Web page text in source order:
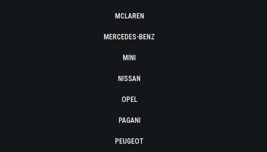
MCLAREN
MERCEDES-BENZ
MINI
NISSAN
OPEL
PAGANI
PEUGEOT